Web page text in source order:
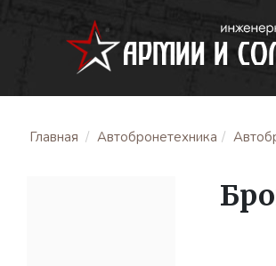
Главная Автобронетехника